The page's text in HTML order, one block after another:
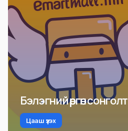
Бэлэгний өргөн сонголт
Цааш үзэх